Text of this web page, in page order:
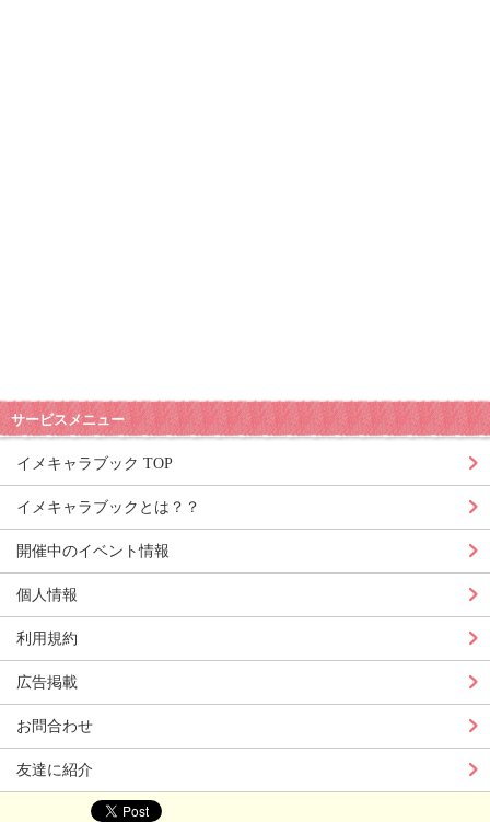
サービスメニュー
イメキャラブック TOP
イメキャラブックとは？？
開催中のイベント情報
個人情報
利用規約
広告掲載
お問合わせ
友達に紹介